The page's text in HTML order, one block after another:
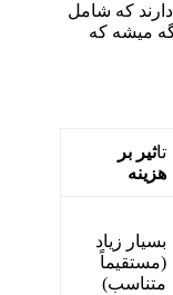
که شامل
میشه که
تاثیر بر
هزینه
بسیار زیاد
(مستقیماً
متناسب)